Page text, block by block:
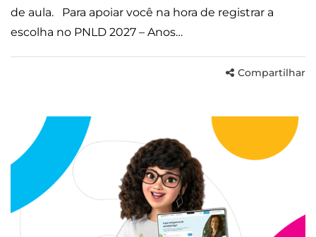
de aula. Para apoiar você na hora de registrar a
escolha no PNLD 2027 – Anos…
Compartilhar